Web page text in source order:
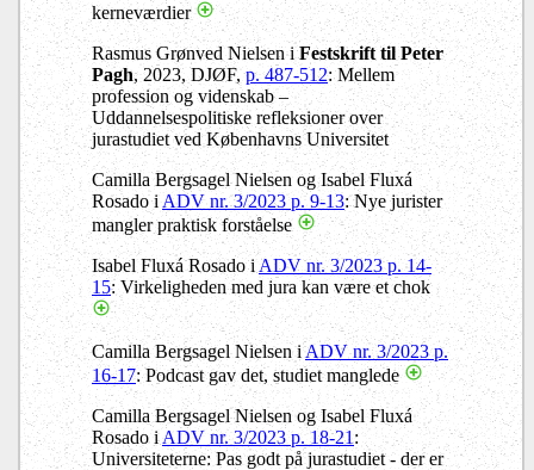
kerneværdier
Rasmus Grønved Nielsen iFestskrift til Peter
Pagh, 2023, DJØF,p. 487-512: Mellem
profession og videnskab –
Uddannelsespolitiske refleksioner over
jurastudiet ved Københavns Universitet
Camilla Bergsagel Nielsen og Isabel Fluxá
Rosado i ADV nr. 3/2023 p. 9-13: Nye jurister
mangler praktisk forståelse
Isabel Fluxá Rosado i ADV nr. 3/2023 p. 14-
15: Virkeligheden med jura kan være et chok
Camilla Bergsagel Nielsen iADV nr. 3/2023 p.
16-17: Podcast gav det, studiet manglede
Camilla Bergsagel Nielsen og Isabel Fluxá
Rosado iADV nr. 3/2023 p. 18-21 :
Universiteterne: Pas godt på jurastudiet - der er